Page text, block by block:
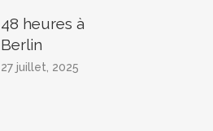
48 heures à
Berlin
27 juillet, 2025